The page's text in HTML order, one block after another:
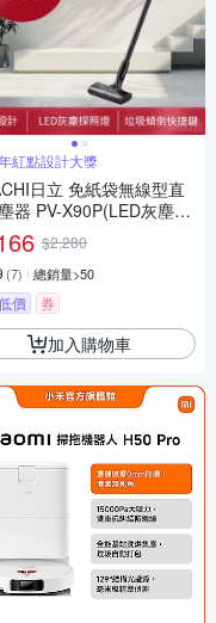
紅點設計大獎
日立 免紙袋無線型直
器 PV-X90P(LED灰塵探
/一鍵拆卸集塵盒/壁掛式充
$2,280
(7) 總銷量>50
價 券
加入購物車